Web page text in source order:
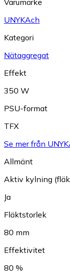
Varumärke
UNYKAch
Kategori
Nätaggregat
Effekt
350 W
PSU-format
TFX
Se mer från
Allmänt
Aktiv kylning
Ja
Fläktstorlek
80 mm
Effektivitet
80 %